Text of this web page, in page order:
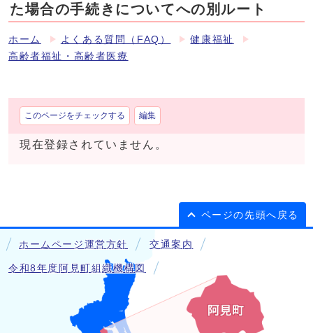
た場合の手続きについてへの別ルート
ホーム よくある質問（FAQ）
健康福祉
高齢者福祉・高齢者医療
このページをチェックする 編集
現在登録されていません。
ページの先頭へ戻る
ホームページ運営方針 交通案内
令和8年度阿見町組織機構図